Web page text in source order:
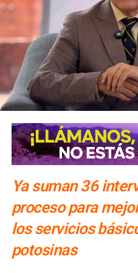
incorporación desde avenida
secundaria, los
misma vialidad para
con dirección a avenida de la
fraccionamiento Simón Díaz.
Como parte de la estrategia
Francisco Martínez de la
permanecerá cerrada al
tramo, de avenida de las
América del Sur,
Ya suman 36
proceso para
los servicios
potosinas